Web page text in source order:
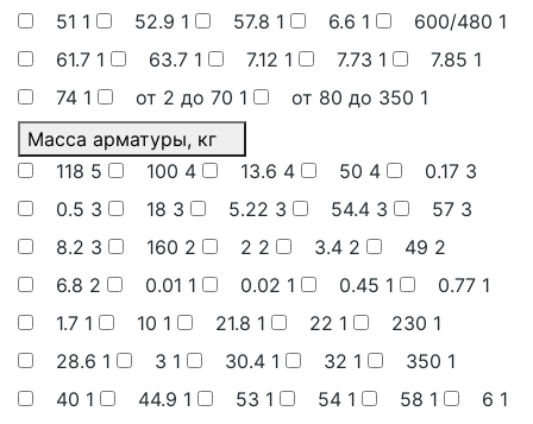
51 1 52.9 1 57.8 1 6.6 1 600/480 1
61.7 1 63.7 1 7.12 1 7.73 1 7.85 1
74 1 от 2 до 70 1 от 80 до 350 1
Масса арматуры, кг
118 5 100 4 13.6 4 50 4 0.17 3
0.5 3 18 3 5.22 3 54.4 3 57 3
8.2 3 160 2 2 2 3.4 2 49 2
6.8 2 0.01 1 0.02 1 0.45 1 0.77 1
1.7 1 10 1 21.8 1 22 1 230 1
28.6 1 3 1 30.4 1 32 1 350 1
40 1 44.9 1 53 1 54 1 58 1 6 1